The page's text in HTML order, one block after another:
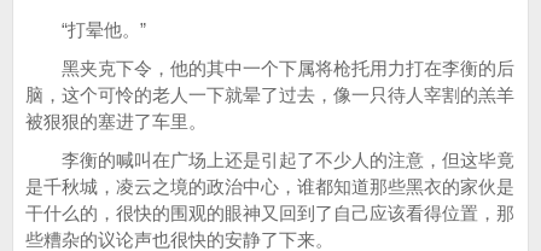
“打晕他。”
黑夹克下令，他的其中一个下属将枪托用力打在李衡的后
脑，这个可怜的老人一下就晕了过去，像一只待人宰割的羔羊
被狠狠的塞进了车里。
李衡的喊叫在广场上还是引起了不少人的注意，但这毕竟
是千秋城，凌云之境的政治中心，谁都知道那些黑衣的家伙是
干什么的，很快的围观的眼神又回到了自己应该看得位置，那
些糟杂的议论声也很快的安静了下来。